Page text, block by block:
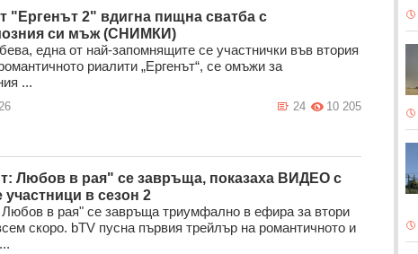
"Ергенът 2" вдигна пищна сватба с
си мъж (СНИМКИ)
една от най-запомнящите се участнички във втория
риалити „Ергенът“, се омъжи за
...
10 205
24
Любов в рая" се завръща, показаха ВИДЕО с
участници в сезон 2
Любов в рая" се завръща триумфално в ефира за втори
скоро. bTV пусна първия трейлър на романтичното и